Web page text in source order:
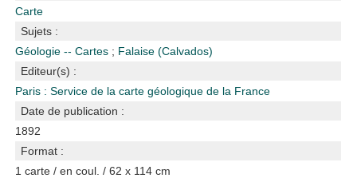
Carte
Sujets :
Géologie -- Cartes ; Falaise (Calvados)
Editeur(s) :
Paris : Service de la carte géologique de la France
Date de publication :
1892
Format :
1 carte / en coul. / 62 x 114 cm